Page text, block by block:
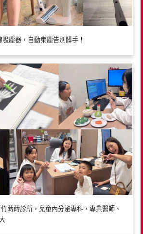
塵器，自動集塵告別髒手！
蒔蒔診所，兒童內分泌專科，專業醫師、